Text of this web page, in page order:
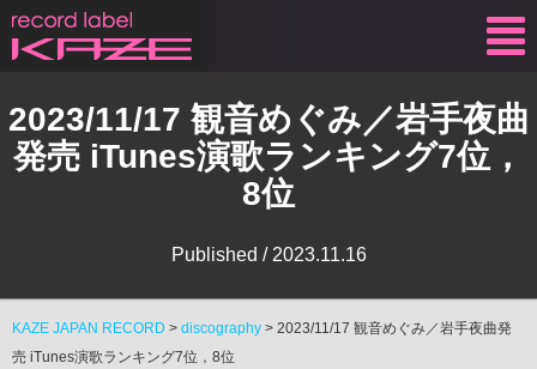
2023/11/17 観音めぐみ／岩手夜曲
発売 iTunes演歌ランキング7位，
8位
Published / 2023.11.16
KAZE JAPAN RECORD > discography > 2023/11/17 観音めぐみ／岩手夜曲発
売 iTunes演歌ランキング7位，8位